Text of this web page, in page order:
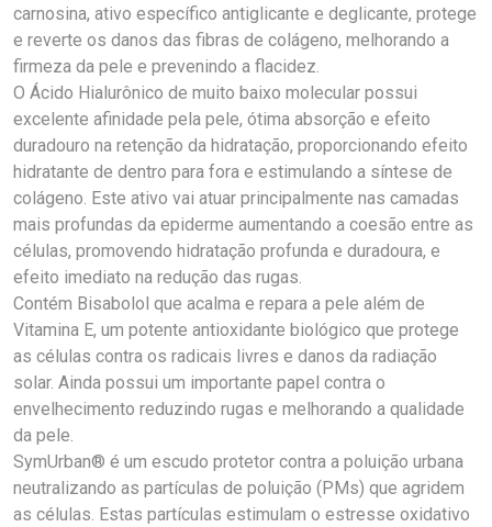
carnosina, ativo específico antiglicante e deglicante, protege
e reverte os danos das fibras de colágeno, melhorando a
firmeza da pele e prevenindo a flacidez.
O Ácido Hialurônico de muito baixo molecular possui
excelente afinidade pela pele, ótima absorção e efeito
duradouro na retenção da hidratação, proporcionando efeito
hidratante de dentro para fora e estimulando a síntese de
colágeno. Este ativo vai atuar principalmente nas camadas
mais profundas da epiderme aumentando a coesão entre as
células, promovendo hidratação profunda e duradoura, e
efeito imediato na redução das rugas.
Contém Bisabolol que acalma e repara a pele além de
Vitamina E, um potente antioxidante biológico que protege
as células contra os radicais livres e danos da radiação
solar. Ainda possui um importante papel contra o
envelhecimento reduzindo rugas e melhorando a qualidade
da pele.
SymUrban® é um escudo protetor contra a poluição urbana
neutralizando as partículas de poluição (PMs) que agridem
as células. Estas partículas estimulam o estresse oxidativo